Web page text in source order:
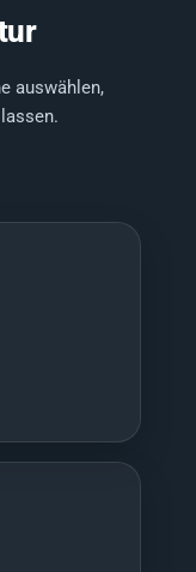
auswählen,